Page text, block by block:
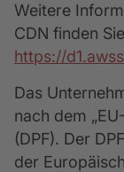
Weitere
CDN finden
https://
Das
nach dem
(DPF). Der
der